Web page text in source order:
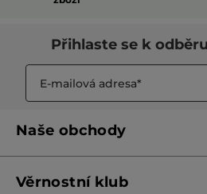
Přihlaste se k
Naše obchody
Franšízing
Věrnostní klub